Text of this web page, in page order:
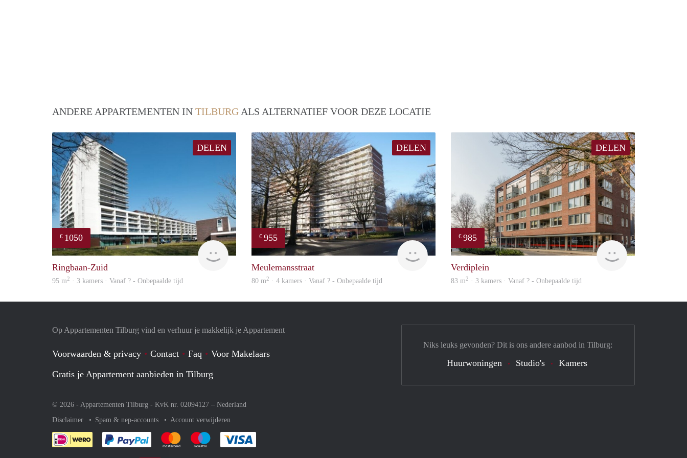
ANDERE APPARTEMENTEN IN TILBURG ALS ALTERNATIEF VOOR DEZE LOCATIE
DELEN
€ 1050
rent
Ringbaan-Zuid
95 m2 · 3 kamers · Vanaf ? - Onbepaalde tijd
DELEN
€ 955
finder
Meulemansstraat
80 m2 · 4 kamers · Vanaf ? - Onbepaalde tijd
DELEN
€ 985
Woning
Verdiplein
83 m2 · 3 kamers · Vanaf ? - Onbepaalde tijd
Op Appartementen Tilburg vind en verhuur je makkelijk je Appartement
Voorwaarden & privacy Contact Faq
Voor Makelaars
Gratis je Appartement aanbieden in Tilburg
© 2026 - Appartementen Tilburg - KvK nr. 02094127 – Nederland
Disclaimer
Spam & nep-accounts Account verwijderen
Je rekent gemakkelijk af met Paypal
Je rekent gemakkelijk af met Mastercard
Je rekent gemakkelijk af met Meastro
Niks leuks gevonden? Dit is ons andere aanbod in Tilburg:
Huurwoningen Studio's Kamers